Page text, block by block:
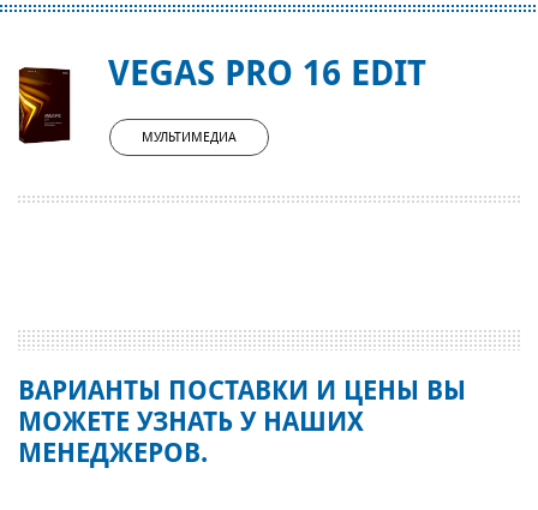
VEGAS PRO 16 EDIT
МУЛЬТИМЕДИА
ВАРИАНТЫ ПОСТАВКИ И ЦЕНЫ ВЫ
МОЖЕТЕ УЗНАТЬ У НАШИХ
МЕНЕДЖЕРОВ.